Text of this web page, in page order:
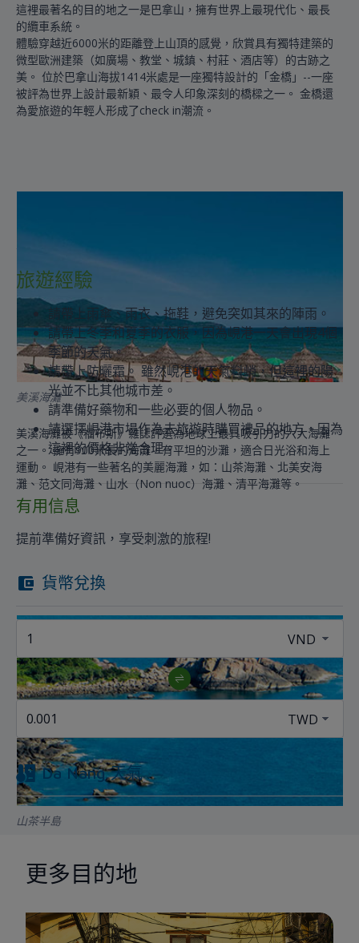
這裡最著名的目的地之一是巴拿山，擁有世界上最現代化、最長
的纜車系統。
體驗穿越近6000米的距離登上山頂的感覺，欣賞具有獨特建築的
微型歐洲建築（如廣場、教堂、城鎮、村莊、酒店等）的古跡之
美。 位於巴拿山海拔1414米處是一座獨特設計的「金橋」--一座
被評為世界上設計最新穎、最令人印象深刻的橋樑之一。 金橋還
為愛旅遊的年輕人形成了check in潮流。
美溪海灘
美溪海灘被《福布斯》雜誌評選為地球上最具吸引力的六大海灘
之一。 擁有900米長的海灘，有平坦的沙灘，適合日光浴和海上
運動。 峴港有一些著名的美麗海灘，如：山茶海灘、北美安海
灘、范文同海灘、山水（Non nuoc）海灘、清平海灘等。
山茶半島
地，每年吸引大量遊客。 山茶半島位於山茶郡壽光坊，距市中心
旅遊經驗
請帶上雨傘、雨衣、拖鞋，避免突如其來的陣雨。
請帶上冬季和夏季的衣服，因為峴港一天會出現4個
季節的天氣。
請帶上防曬霜。 雖然峴港的天氣料峭，但這裡的陽
光並不比其他城市差。
請準備好藥物和一些必要的個人物品。
請選擇峴港市場作為去旅遊時購買禮品的地方，因為
這裡的價格非常合理。
有用信息
提前準備好資訊，享受刺激的旅程!
貨幣兌換
Da Nang天氣
更多目的地